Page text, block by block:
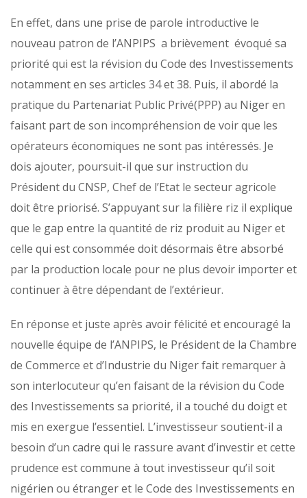
En effet, dans une prise de parole introductive le
nouveau patron de l’ANPIPS a brièvement évoqué sa
priorité qui est la révision du Code des Investissements
notamment en ses articles 34 et 38. Puis, il abordé la
pratique du Partenariat Public Privé(PPP) au Niger en
faisant part de son incompréhension de voir que les
opérateurs économiques ne sont pas intéressés. Je
dois ajouter, poursuit-il que sur instruction du
Président du CNSP, Chef de l’Etat le secteur agricole
doit être priorisé. S’appuyant sur la filière riz il explique
que le gap entre la quantité de riz produit au Niger et
celle qui est consommée doit désormais être absorbé
par la production locale pour ne plus devoir importer et
continuer à être dépendant de l’extérieur.
En réponse et juste après avoir félicité et encouragé la
nouvelle équipe de l’ANPIPS, le Président de la Chambre
de Commerce et d’Industrie du Niger fait remarquer à
son interlocuteur qu’en faisant de la révision du Code
des Investissements sa priorité, il a touché du doigt et
mis en exergue l’essentiel. L’investisseur soutient-il a
besoin d’un cadre qui le rassure avant d’investir et cette
prudence est commune à tout investisseur qu’il soit
nigérien ou étranger et le Code des Investissements en